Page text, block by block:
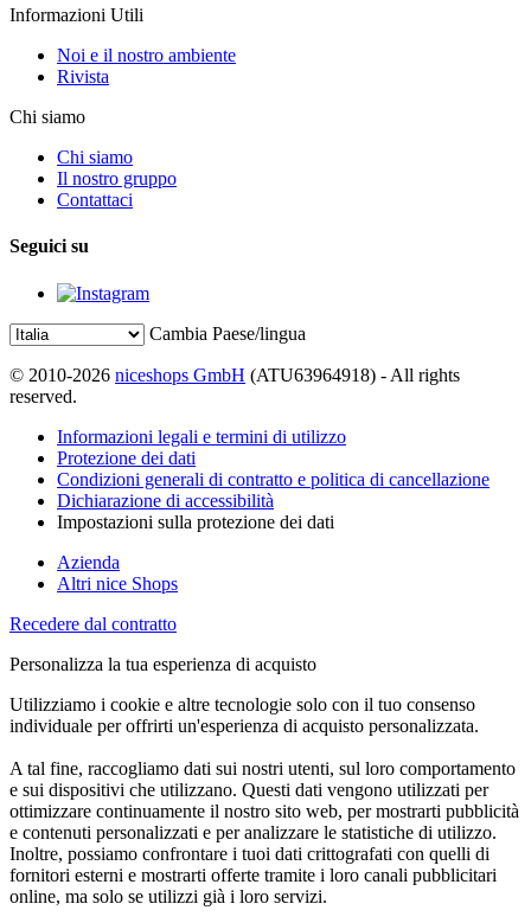
Informazioni Utili
Noi e il nostro ambiente
Rivista
Chi siamo
Chi siamo
Il nostro gruppo
Contattaci
Seguici su
Cambia Paese/lingua
© 2010-2026 niceshops GmbH (ATU63964918) - All rights
reserved.
Informazioni legali e termini di utilizzo
Protezione dei dati
Condizioni generali di contratto e politica di cancellazione
Dichiarazione di accessibilità
Impostazioni sulla protezione dei dati
Azienda
Altri nice Shops
Recedere dal contratto
Personalizza la tua esperienza di acquisto
Utilizziamo i cookie e altre tecnologie solo con il tuo consenso
individuale per offrirti un'esperienza di acquisto personalizzata.
A tal fine, raccogliamo dati sui nostri utenti, sul loro comportamento
e sui dispositivi che utilizzano. Questi dati vengono utilizzati per
ottimizzare continuamente il nostro sito web, per mostrarti pubblicità
e contenuti personalizzati e per analizzare le statistiche di utilizzo.
Inoltre, possiamo confrontare i tuoi dati crittografati con quelli di
fornitori esterni e mostrarti offerte tramite i loro canali pubblicitari
online, ma solo se utilizzi già i loro servizi.